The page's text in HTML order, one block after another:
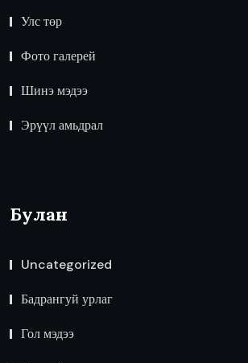
Улс төр
Фото галерей
Шинэ мэдээ
Эрүүл амьдрал
Булан
Uncategorized
Бадрангуй урлаг
Гол мэдээ